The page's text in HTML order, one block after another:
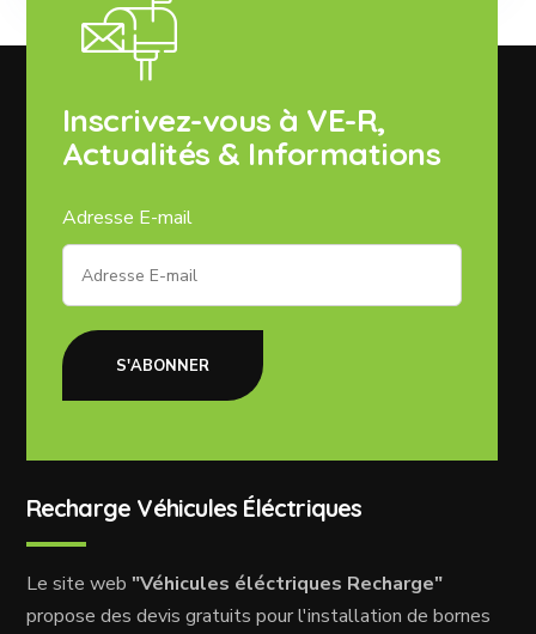
Inscrivez-vous à VE-R,
Actualités & Informations
Adresse E-mail
S'ABONNER
Recharge Véhicules Éléctriques
Le site web "Véhicules éléctriques Recharge"
propose des devis gratuits pour l'installation de bornes